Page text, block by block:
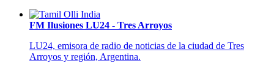
FM Ilusiones LU24 - Tres Arroyos
LU24, emisora de radio de noticias de la ciudad de Tres
Arroyos y región, Argentina.